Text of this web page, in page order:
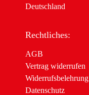
Deutschland
Rechtliches:
AGB
Vertrag widerrufen
Widerrufsbelehrung
Datenschutz